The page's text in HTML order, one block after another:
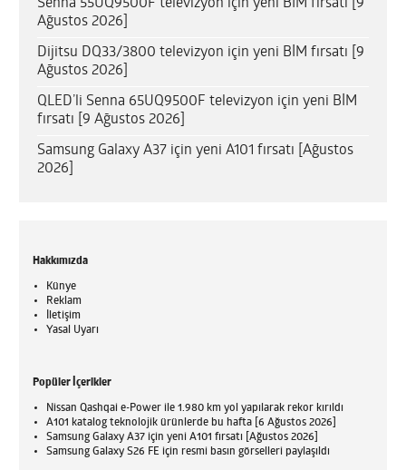
Senna 55UQ9500F televizyon için yeni BİM fırsatı [9
Ağustos 2026]
Dijitsu DQ33/3800 televizyon için yeni BİM fırsatı [9
Ağustos 2026]
QLED’li Senna 65UQ9500F televizyon için yeni BİM
fırsatı [9 Ağustos 2026]
Samsung Galaxy A37 için yeni A101 fırsatı [Ağustos
2026]
Hakkımızda
Künye
Reklam
İletişim
Yasal Uyarı
Popüler İçerikler
Nissan Qashqai e-Power ile 1.980 km yol yapılarak rekor kırıldı
A101 katalog teknolojik ürünlerde bu hafta [6 Ağustos 2026]
Samsung Galaxy A37 için yeni A101 fırsatı [Ağustos 2026]
Samsung Galaxy S26 FE için resmi basın görselleri paylaşıldı